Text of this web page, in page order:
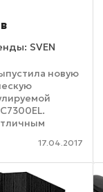
SVEN
новую
надписи
всей
17.04.2017